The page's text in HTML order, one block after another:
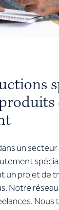
un
un projet de
Notre
Nous